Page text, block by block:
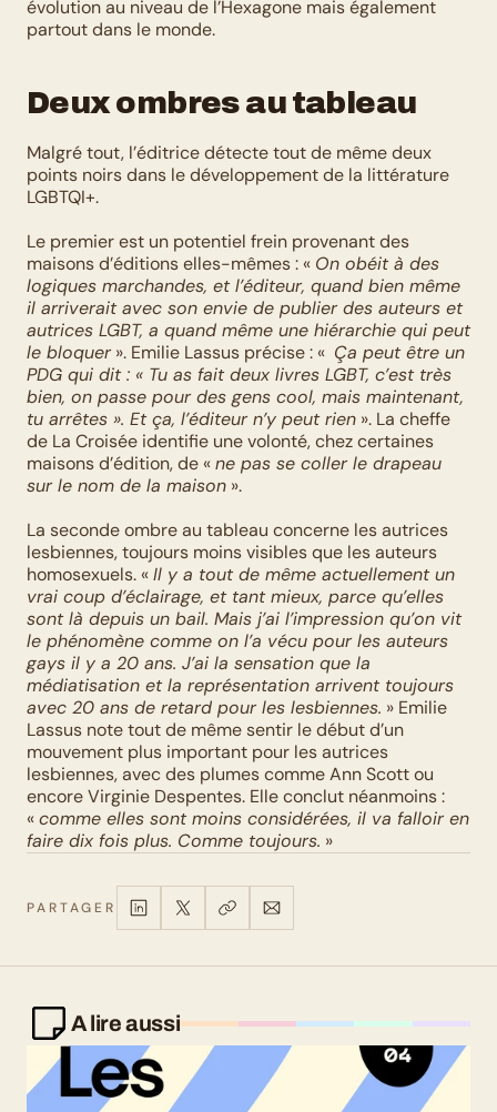
évolution au niveau de l’Hexagone mais également
partout dans le monde.
Deux ombres au tableau
Malgré tout, l’éditrice détecte tout de même deux
points noirs dans le développement de la littérature
LGBTQI+.
Le premier est un potentiel frein provenant des
maisons d’éditions elles-mêmes : « On obéit à des
logiques marchandes, et l’éditeur, quand bien même
il arriverait avec son envie de publier des auteurs et
autrices LGBT, a quand même une hiérarchie qui peut
le bloquer ». Emilie Lassus précise : « Ça peut être un
PDG qui dit : « Tu as fait deux livres LGBT, c’est très
bien, on passe pour des gens cool, mais maintenant,
tu arrêtes ». Et ça, l’éditeur n’y peut rien ». La cheffe
de La Croisée identifie une volonté, chez certaines
maisons d’édition, de « ne pas se coller le drapeau
sur le nom de la maison ».
La seconde ombre au tableau concerne les autrices
lesbiennes, toujours moins visibles que les auteurs
homosexuels. « Il y a tout de même actuellement un
vrai coup d’éclairage, et tant mieux, parce qu’elles
sont là depuis un bail. Mais j’ai l’impression qu’on vit
le phénomène comme on l’a vécu pour les auteurs
gays il y a 20 ans. J’ai la sensation que la
médiatisation et la représentation arrivent toujours
avec 20 ans de retard pour les lesbiennes. » Emilie
Lassus note tout de même sentir le début d’un
mouvement plus important pour les autrices
lesbiennes, avec des plumes comme Ann Scott ou
encore Virginie Despentes. Elle conclut néanmoins :
« comme elles sont moins considérées, il va falloir en
faire dix fois plus. Comme toujours. »
PARTAGER
A lire aussi